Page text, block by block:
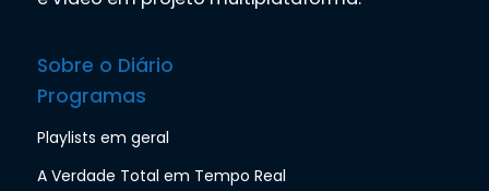
Sobre o Diário
Programas
Playlists em geral
A Verdade Total em Tempo Real